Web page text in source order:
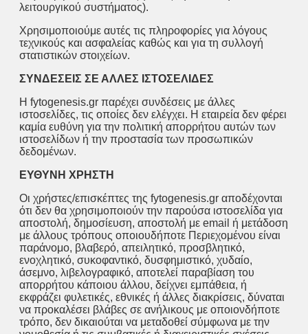
λειτουργικού συστήματος).
Χρησιμοποιούμε αυτές τις πληροφορίες για λόγους
τεχνικούς και ασφαλείας καθώς και για τη συλλογή
στατιστικών στοιχείων.
ΣΥΝΔΕΣΕΙΣ ΣΕ ΑΛΛΕΣ ΙΣΤΟΣΕΛΙΔΕΣ
Η fytogenesis.gr παρέχει συνδέσεις με άλλες
ιστοσελίδες, τις οποίες δεν ελέγχει. Η εταιρεία δεν φέρει
καμία ευθύνη για την πολιτική απορρήτου αυτών των
ιστοσελίδων ή την προστασία των προσωπικών
δεδομένων.
ΕΥΘΥΝΗ ΧΡΗΣΤΗ
Οι χρήστες/επισκέπτες της fytogenesis.gr αποδέχονται
ότι δεν θα χρησιμοποιούν την παρούσα ιστοσελίδα για
αποστολή, δημοσίευση, αποστολή με email ή μετάδοση
με άλλους τρόπους οποιουδήποτε Περιεχομένου είναι
παράνομο, βλαβερό, απειλητικό, προσβλητικό,
ενοχλητικό, συκοφαντικό, δυσφημιστικό, χυδαίο,
άσεμνο, λιβελογραφικό, αποτελεί παραβίαση του
απορρήτου κάποιου άλλου, δείχνει εμπάθεια, ή
εκφράζει φυλετικές, εθνικές ή άλλες διακρίσεις, δύναται
να προκαλέσει βλάβες σε ανήλικους με οποιονδήποτε
τρόπο, δεν δικαιούται να μεταδοθεί σύμφωνα με την